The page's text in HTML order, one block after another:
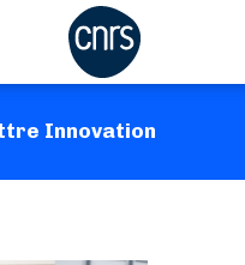
Innovation